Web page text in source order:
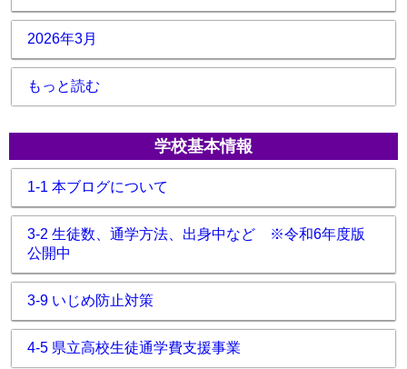
2026年3月
もっと読む
学校基本情報
1-1 本ブログについて
3-2 生徒数、通学方法、出身中など ※令和6年度版
公開中
3-9 いじめ防止対策
4-5 県立高校生徒通学費支援事業